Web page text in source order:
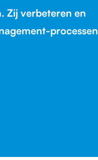
Zij verbeteren en